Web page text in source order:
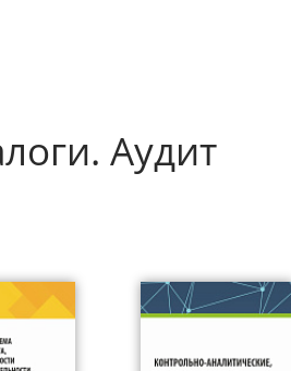
Аудит